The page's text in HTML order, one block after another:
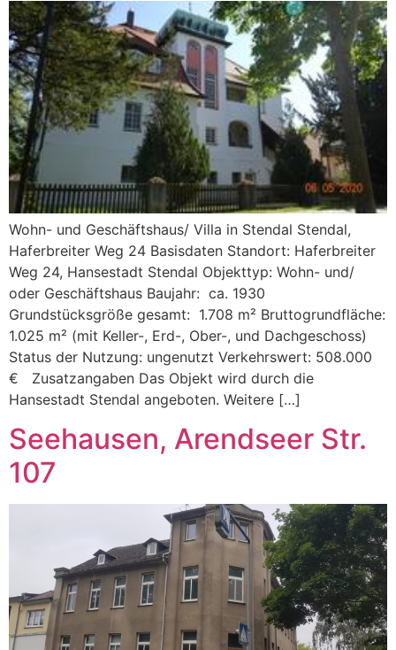
Wohn- und Geschäftshaus/ Villa in Stendal Stendal,
Haferbreiter Weg 24 Basisdaten Standort: Haferbreiter
Weg 24, Hansestadt Stendal Objekttyp: Wohn- und/
oder Geschäftshaus Baujahr: ca. 1930
Grundstücksgröße gesamt: 1.708 m² Bruttogrundfläche:
1.025 m² (mit Keller-, Erd-, Ober-, und Dachgeschoss)
Status der Nutzung: ungenutzt Verkehrswert: 508.000
€ Zusatzangaben Das Objekt wird durch die
Hansestadt Stendal angeboten. Weitere […]
Seehausen, Arendseer Str.
107